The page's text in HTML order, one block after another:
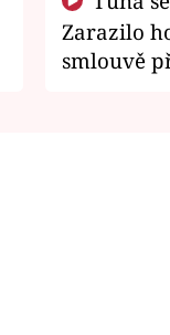
Zarazilo
smlouvě